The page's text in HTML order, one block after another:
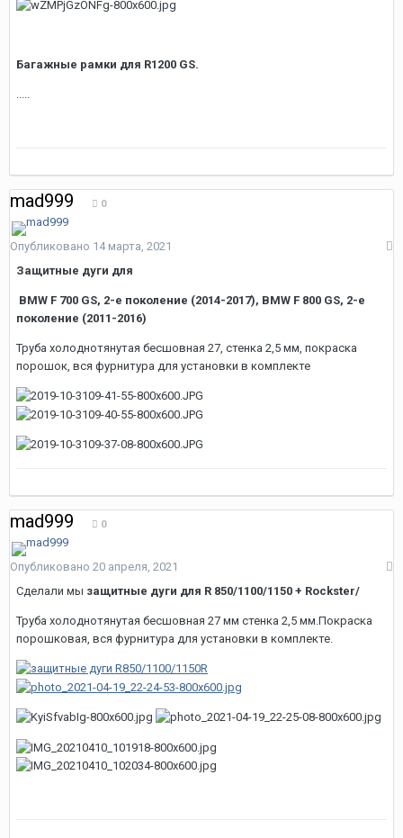
Багажные рамки для R1200 GS.
.....
mad999 0
Опубликовано 14 марта, 2021
Защитные дуги для
BMW F 700 GS, 2-е поколение (2014-2017), BMW F 800 GS, 2-е
поколение (2011-2016)
Труба холоднотянутая бесшовная 27, стенка 2,5 мм, покраска
порошок, вся фурнитура для установки в комплекте
mad999 0
Опубликовано 20 апреля, 2021
Сделали мы защитные дуги для R 850/1100/1150 + Rockster/
Труба холоднотянутая бесшовная 27 мм стенка 2,5 мм.Покраска
порошковая, вся фурнитура для установки в комплекте.